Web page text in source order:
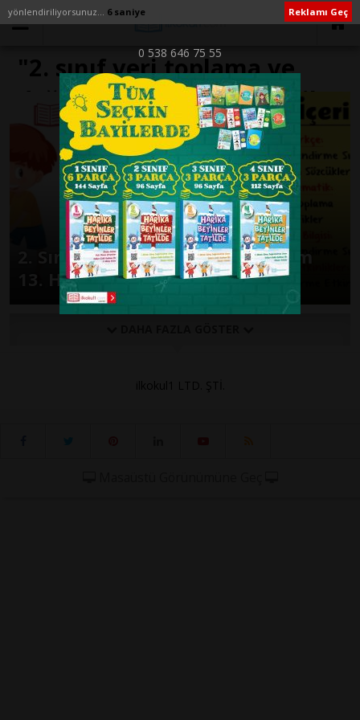
yönlendiriliyorsunuz... 6 saniye Reklamı Geç
0 538 646 75 55
"2. sınıf veri toplama ve
değerlendirme test çöz" ile
İlişikli yazılar
2. Sınıf Günlük Ödevler 2. Dönem
13. Hafta